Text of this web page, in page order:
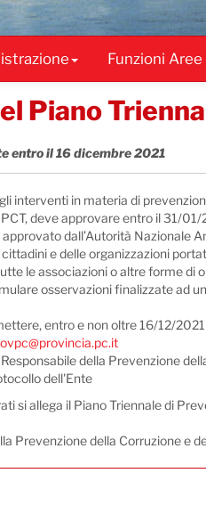
Funzioni
Piano
entro il 16 dicembre 2021
interventi in materia di
deve approvare entro il 31/
dall’Autorità Nazionale
e delle organizzazioni
le associazioni o altre forme
osservazioni finalizzate ad
entro e non oltre 16/12/
della Prevenzione
dell'Ente
si allega il Piano Triennale di
Prevenzione della Corruzione e